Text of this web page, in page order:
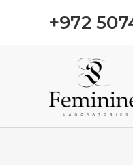
+972